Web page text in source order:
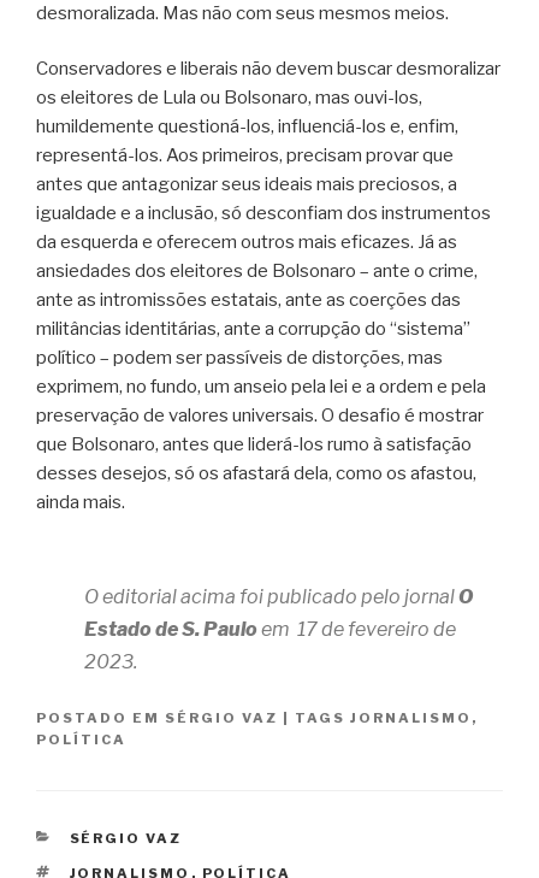
desmoralizada. Mas não com seus mesmos meios.
Conservadores e liberais não devem buscar desmoralizar
os eleitores de Lula ou Bolsonaro, mas ouvi-los,
humildemente questioná-los, influenciá-los e, enfim,
representá-los. Aos primeiros, precisam provar que
antes que antagonizar seus ideais mais preciosos, a
igualdade e a inclusão, só desconfiam dos instrumentos
da esquerda e oferecem outros mais eficazes. Já as
ansiedades dos eleitores de Bolsonaro – ante o crime,
ante as intromissões estatais, ante as coerções das
militâncias identitárias, ante a corrupção do “sistema”
político – podem ser passíveis de distorções, mas
exprimem, no fundo, um anseio pela lei e a ordem e pela
preservação de valores universais. O desafio é mostrar
que Bolsonaro, antes que liderá-los rumo à satisfação
desses desejos, só os afastará dela, como os afastou,
ainda mais.
O editorial acima foi publicado pelo jornalO
Estado de S. Paulo em 17 de fevereiro de
2023.
POSTADO EM SÉRGIO VAZ | TAGS JORNALISMO ,
POLÍTICA
CATEGORIAS
SÉRGIO VAZ
TAGS
JORNALISMO , POLÍTICA